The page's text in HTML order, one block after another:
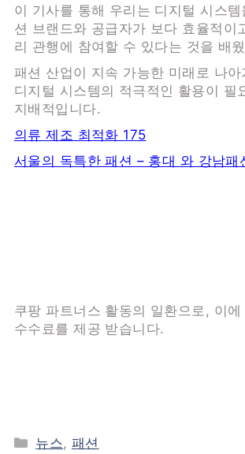
이 기사를 통해 우리는 디지털 시스템
션 브랜드와 공급자가 보다 효율적이
리 관행에 참여할 수 있다는 것을 배
패션 산업이 지속 가능한 미래로 나아
디지털 시스템의 적극적인 활용이 필
지배적입니다.
의류 제조 최적화 175
서울의 독특한 패션 – 홍대 와 강남패
쿠팡 파트너스 활동의 일환으로, 이에
수수료를 제공 받습니다.
카
뉴스, 패션